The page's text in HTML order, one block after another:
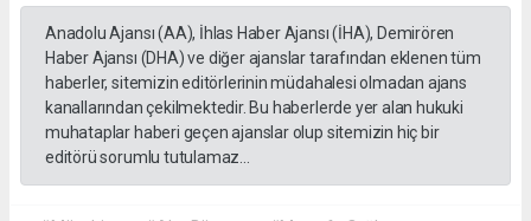
Anadolu Ajansı (AA), İhlas Haber Ajansı (İHA), Demirören
Haber Ajansı (DHA) ve diğer ajanslar tarafından eklenen tüm
haberler, sitemizin editörlerinin müdahalesi olmadan ajans
kanallarından çekilmektedir. Bu haberlerde yer alan hukuki
muhataplar haberi geçen ajanslar olup sitemizin hiç bir
editörü sorumlu tutulamaz...